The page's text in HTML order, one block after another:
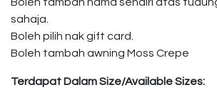
sahaja.
Boleh pilih nak gift card.
Boleh tambah awning Moss Crepe
Terdapat Dalam Size/Available Sizes: